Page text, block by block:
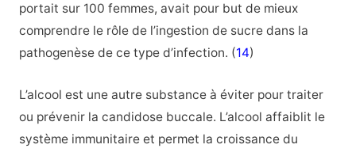
portait sur 100 femmes, avait pour but de mieux
comprendre le rôle de l’ingestion de sucre dans la
pathogenèse de ce type d’infection. (14)
L’alcool est une autre substance à éviter pour traiter
ou prévenir la candidose buccale. L’alcool affaiblit le
système immunitaire et permet la croissance du